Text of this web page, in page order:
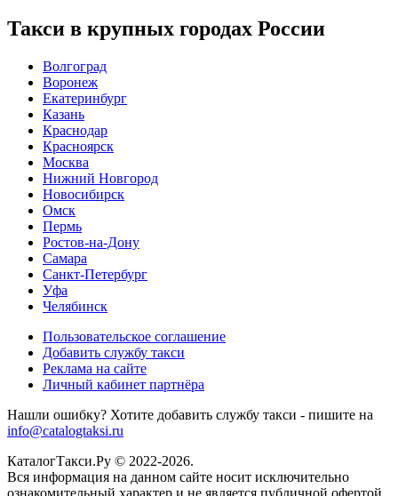
Такси в крупных городах России
Волгоград
Воронеж
Екатеринбург
Казань
Краснодар
Красноярск
Москва
Нижний Новгород
Новосибирск
Омск
Пермь
Ростов-на-Дону
Самара
Санкт-Петербург
Уфа
Челябинск
Пользовательское соглашение
Добавить службу такси
Реклама на сайте
Личный кабинет партнёра
Нашли ошибку? Хотите добавить службу такси - пишите на
info@catalogtaksi.ru
КаталогТакси.Ру © 2022-2026.
Вся информация на данном сайте носит исключительно